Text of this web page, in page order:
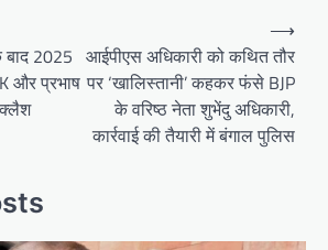
बाद 2025
और प्रभाष
आईपीएस अधिकारी को कथित तौर
पर ‘खालिस्तानी’ कहकर फंसे BJP
के वरिष्ठ नेता शुभेंदु अधिकारी,
कार्रवाई की तैयारी में बंगाल पुलिस
⟶